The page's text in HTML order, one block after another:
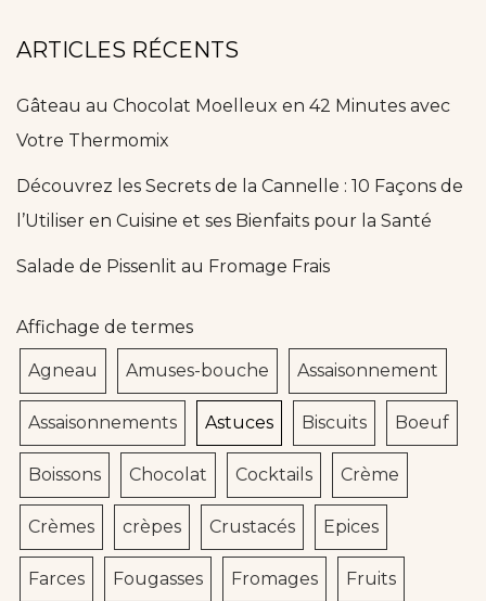
ARTICLES RÉCENTS
Gâteau au Chocolat Moelleux en 42 Minutes avec
Votre Thermomix
Découvrez les Secrets de la Cannelle : 10 Façons de
l’Utiliser en Cuisine et ses Bienfaits pour la Santé
Salade de Pissenlit au Fromage Frais
Affichage de termes
Agneau Amuses-bouche Assaisonnement
Assaisonnements Astuces Biscuits Boeuf
Boissons Chocolat Cocktails Crème
Crèmes crèpes Crustacés Epices
Farces Fougasses Fromages Fruits